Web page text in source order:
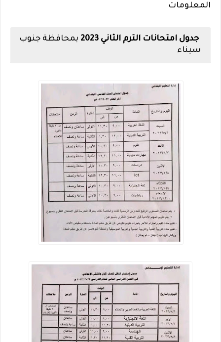
المعلومات
جدول امتحانات الترم الثاني 2023
بمحافظة جنوب
سيناء